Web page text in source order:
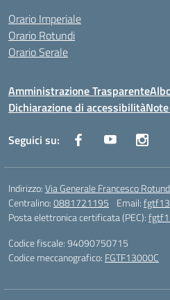
Orario Imperiale
Orario Rotundi
Orario Serale
Amministrazione Trasparente
Dichiarazione di accessibilità
Seguici su:
Indirizzo:Via Generale Francesco
Centralino:0881721195 Email:
Posta elettronica certificata (PEC):
Codice fiscale: 94090750715
Codice meccanografico: FGTF13000C